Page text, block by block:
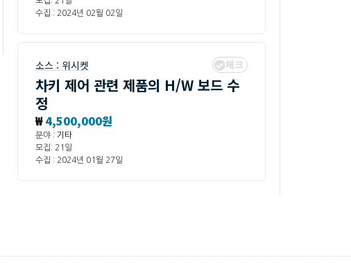
수집 : 2024년 02월 02일
소스 : 위시켓 체크
차키 제어 관련 제품의 H/W 보드 수
정
₩4,500,000원
분야 : 기타
모집: 21일
수집 : 2024년 01월 27일